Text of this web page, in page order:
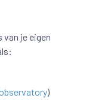
van je eigen
)